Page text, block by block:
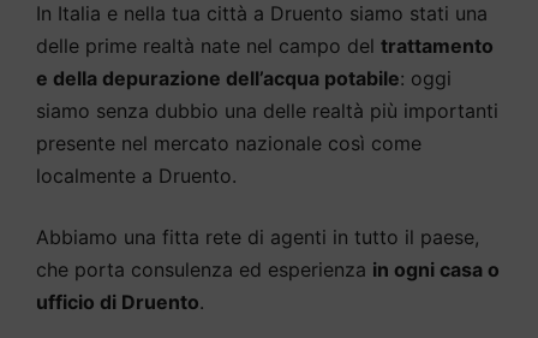
In Italia e nella tua città a Druento siamo stati una
delle prime realtà nate nel campo del trattamento
e della depurazione dell’acqua potabile: oggi
siamo senza dubbio una delle realtà più importanti
presente nel mercato nazionale così come
localmente a Druento.
Abbiamo una fitta rete di agenti in tutto il paese,
che porta consulenza ed esperienza in ogni casa o
ufficio di Druento.